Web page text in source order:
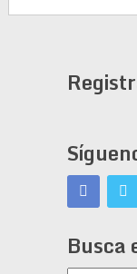
Busca